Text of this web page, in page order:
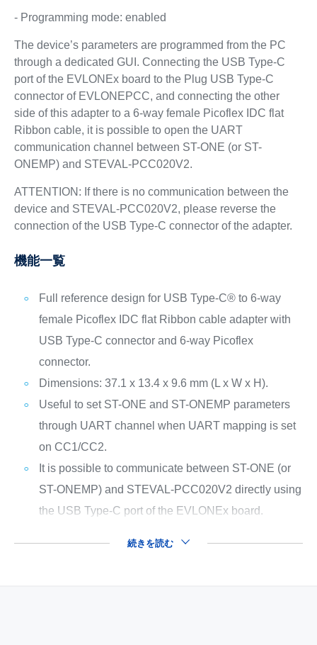
- Programming mode: enabled
The device’s parameters are programmed from the PC
through a dedicated GUI. Connecting the USB Type-C
port of the EVLONEx board to the Plug USB Type-C
connector of EVLONEPCC, and connecting the other
side of this adapter to a 6-way female Picoflex IDC flat
Ribbon cable, it is possible to open the UART
communication channel between ST-ONE (or ST-
ONEMP) and STEVAL-PCC020V2.
ATTENTION: If there is no communication between the
device and STEVAL-PCC020V2, please reverse the
connection of the USB Type-C connector of the adapter.
機能一覧
Full reference design for USB Type-C® to 6-way
female Picoflex IDC flat Ribbon cable adapter with
USB Type-C connector and 6-way Picoflex
connector.
Dimensions: 37.1 x 13.4 x 9.6 mm (L x W x H).
Useful to set ST-ONE and ST-ONEMP parameters
through UART channel when UART mapping is set
on CC1/CC2.
It is possible to communicate between ST-ONE (or
ST-ONEMP) and STEVAL-PCC020V2 directly using
the USB Type-C port of the EVLONEx board.
続きを読む